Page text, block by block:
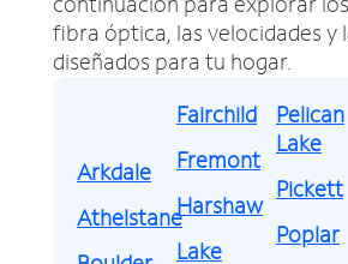
fibra óptica, las velocidades y
diseñados para tu hogar.
Arkdale
Athelstane
Fairchild
Fremont
Harshaw
Lake
Pelican
Lake
Pickett
Poplar